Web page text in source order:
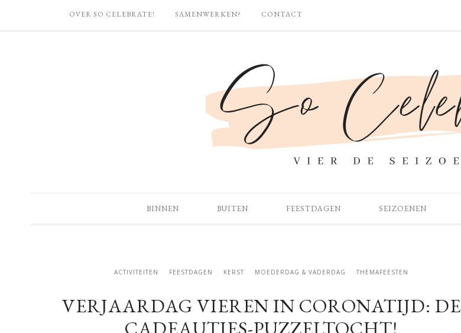
OVER SO CELEBRATE! SAMENWERKEN? CONTACT
BINNEN BUITEN FEESTDAGEN SEIZOENEN
ACTIVITEITEN FEESTDAGEN KERST MOEDERDAG & VADERDAG THEMAFEESTEN
VERJAARDAG VIEREN IN CORONATIJD: DE